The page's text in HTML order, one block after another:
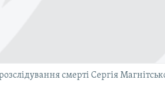
смерті Сергія